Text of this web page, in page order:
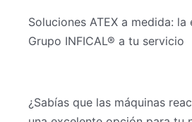
Soluciones ATEX a medida:
Grupo INFICAL® a tu servicio
¿Sabías que las máquinas